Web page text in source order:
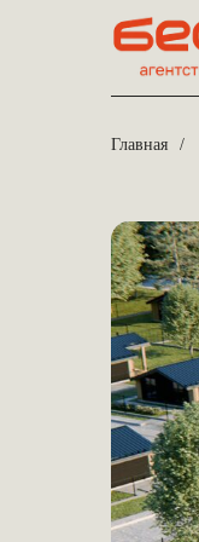
Главная /